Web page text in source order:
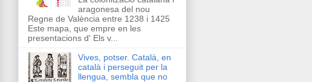
aragonesa del nou
Regne de València entre 1238 i 1425
Este mapa, que empre en les
presentacions d' Els v...
Vives, potser. Català, en
català i perseguit per la
llengua, sembla que no